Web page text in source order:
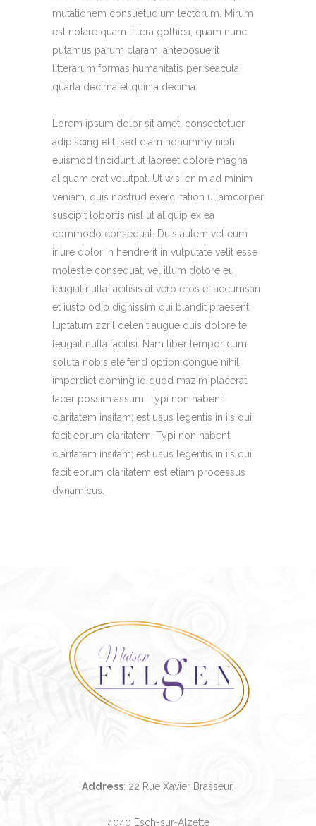
mutationem consuetudium lectorum. Mirum
est notare quam littera gothica, quam nunc
putamus parum claram, anteposuerit
litterarum formas humanitatis per seacula
quarta decima et quinta decima.
Lorem ipsum dolor sit amet, consectetuer
adipiscing elit, sed diam nonummy nibh
euismod tincidunt ut laoreet dolore magna
aliquam erat volutpat. Ut wisi enim ad minim
veniam, quis nostrud exerci tation ullamcorper
suscipit lobortis nisl ut aliquip ex ea
commodo consequat. Duis autem vel eum
iriure dolor in hendrerit in vulputate velit esse
molestie consequat, vel illum dolore eu
feugiat nulla facilisis at vero eros et accumsan
et iusto odio dignissim qui blandit praesent
luptatum zzril delenit augue duis dolore te
feugait nulla facilisi. Nam liber tempor cum
soluta nobis eleifend option congue nihil
imperdiet doming id quod mazim placerat
facer possim assum. Typi non habent
claritatem insitam; est usus legentis in iis qui
facit eorum claritatem. Typi non habent
claritatem insitam; est usus legentis in iis qui
facit eorum claritatem est etiam processus
dynamicus.
Address: 22 Rue Xavier Brasseur,
4040 Esch-sur-Alzette